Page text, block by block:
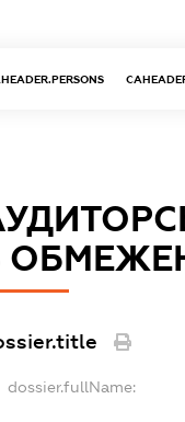
dossier.fullName: